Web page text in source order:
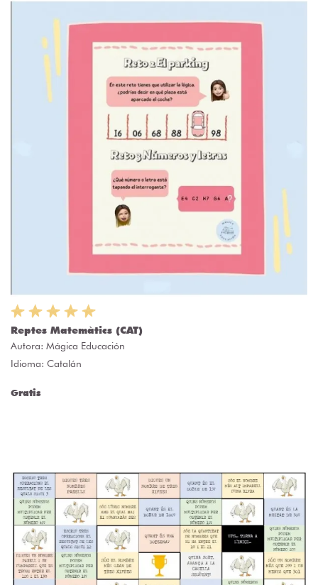
Reptes Matemàtics (CAT)
Autora: Mágica Educación
Idioma: Catalán
Gratis